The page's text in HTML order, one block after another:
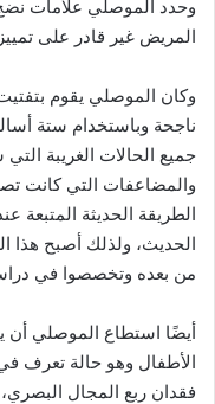
وحدد الموصلي علامات نضج
المريض غير قادر على تمييز
وكان الموصلي يقوم
ناجحة وباستخدام ستة
جميع الحالات الغريبة التي
والمضاعفات التي كانت
الطريقة الحديثة المتبعة
الحديث، ولذلك أصبح هذا
من بعده وتخصصوا في
أيضًا استطاع الموصلي
الأطفال وهو حالة تعرف
فقدان ربع المجال